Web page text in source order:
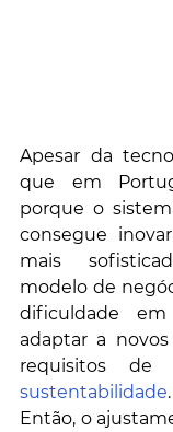
Apesar da
que em
porque o
consegue
mais
modelo de
dificuldade
adaptar a
sustentabilidade.
Então, o